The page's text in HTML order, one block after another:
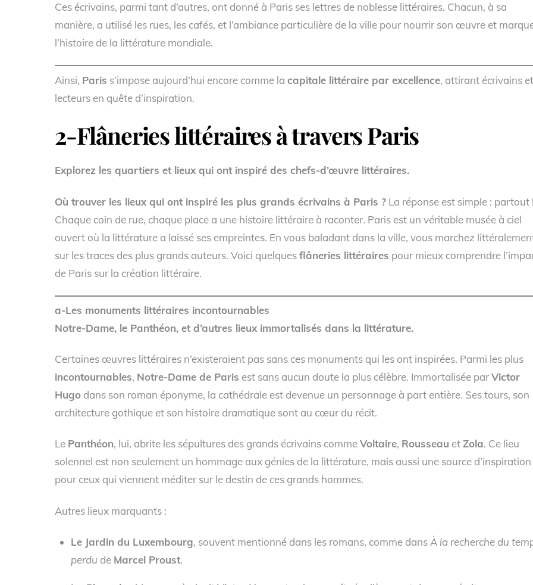
Ces écrivains, parmi tant d’autres, ont donné à Paris ses lettres de noblesse littéraires. Chacun, à sa
manière, a utilisé les rues, les cafés, et l’ambiance particulière de la ville pour nourrir son œuvre et
l’histoire de la littérature mondiale.
Ainsi, Paris s’impose aujourd’hui encore comme la capitale littéraire par excellence, attirant écrivains et
lecteurs en quête d’inspiration.
2-Flâneries littéraires à travers Paris
Explorez les quartiers et lieux qui ont inspiré des chefs-d’œuvre littéraires.
Où trouver les lieux qui ont inspiré les plus grands écrivains à Paris ? La réponse est simple : partout
Chaque coin de rue, chaque place a une histoire littéraire à raconter. Paris est un véritable musée à ciel
ouvert où la littérature a laissé ses empreintes. En vous baladant dans la ville, vous marchez
sur les traces des plus grands auteurs. Voici quelquesflâneries littéraires pour mieux comprendre
de Paris sur la création littéraire.
a-Les monuments littéraires incontournables
Notre-Dame, le Panthéon, et d’autres lieux immortalisés dans la littérature.
Certaines œuvres littéraires n’existeraient pas sans ces monuments qui les ont inspirées. Parmi les plus
incontournables, Notre-Dame de Paris est sans aucun doute la plus célèbre. Immortalisée parVictor
Hugo dans son roman éponyme, la cathédrale est devenue un personnage à part entière. Ses tours, son
architecture gothique et son histoire dramatique sont au cœur du récit.
Le Panthéon, lui, abrite les sépultures des grands écrivains commeVoltaire, Rousseau et Zola. Ce lieu
solennel est non seulement un hommage aux génies de la littérature, mais aussi une source d’inspiration
pour ceux qui viennent méditer sur le destin de ces grands hommes.
Autres lieux marquants :
Le Jardin du Luxembourg, souvent mentionné dans les romans, comme dansÀ la recherche du
perdu de Marcel Proust.